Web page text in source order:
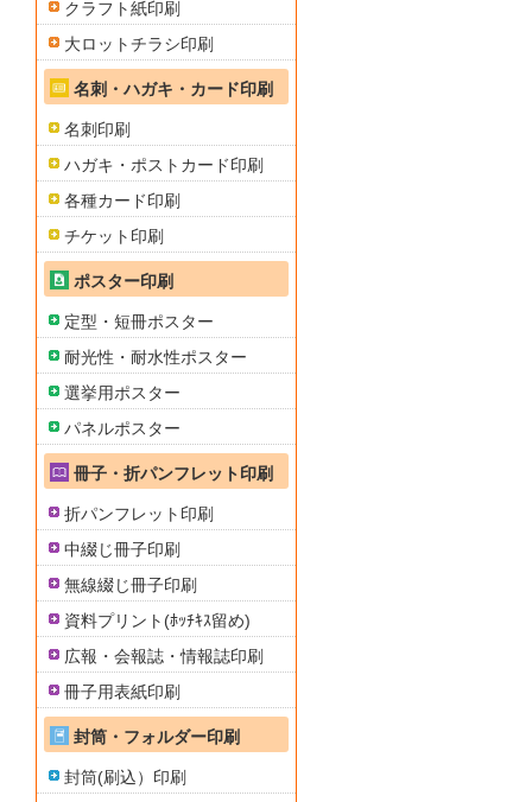
クラフト紙印刷
大ロットチラシ印刷
名刺・ハガキ・カード印刷
名刺印刷
ハガキ・ポストカード印刷
各種カード印刷
チケット印刷
ポスター印刷
定型・短冊ポスター
耐光性・耐水性ポスター
選挙用ポスター
パネルポスター
冊子・折パンフレット印刷
折パンフレット印刷
中綴じ冊子印刷
無線綴じ冊子印刷
資料プリント(ﾎｯﾁｷｽ留め)
広報・会報誌・情報誌印刷
冊子用表紙印刷
封筒・フォルダー印刷
封筒(刷込）印刷